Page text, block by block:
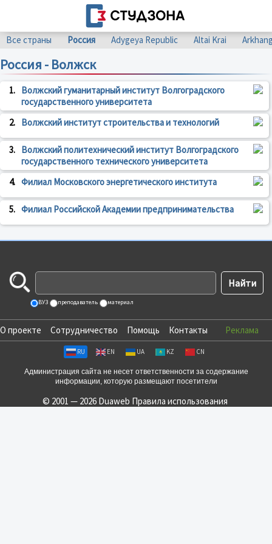
Все страны Россия Adygeya Republic Altai Krai
Россия - Волжск
1.
Волжский гуманитарный институт Волгоградского
государственного университета
2.
Волжский институт строительства и технологий
3.
Волжский политехнический институт Волгоградского
государственного технического университета
4. Филиал Московского энергетического института
5. Филиал Российской Академии предпринимательства
ВУЗ преподаватель материал
О проекте Сотрудничество Помощь Контакты Реклама
RU EN UA KZ CN
Администрация сайта не несет ответственности за содержание
информации, которую размещают посетители
© 2001 — 2026 Duaweb Правила использования